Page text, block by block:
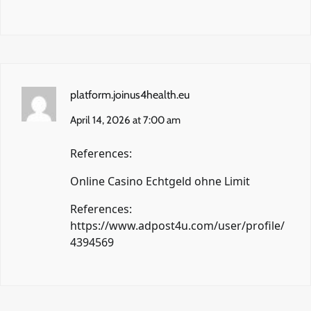
platform.joinus4health.eu
April 14, 2026 at 7:00 am
References:
Online Casino Echtgeld ohne Limit
References:
https://www.adpost4u.com/user/profile/
4394569